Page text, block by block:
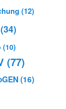
(12)
(34)
(10)
(77)
(16)